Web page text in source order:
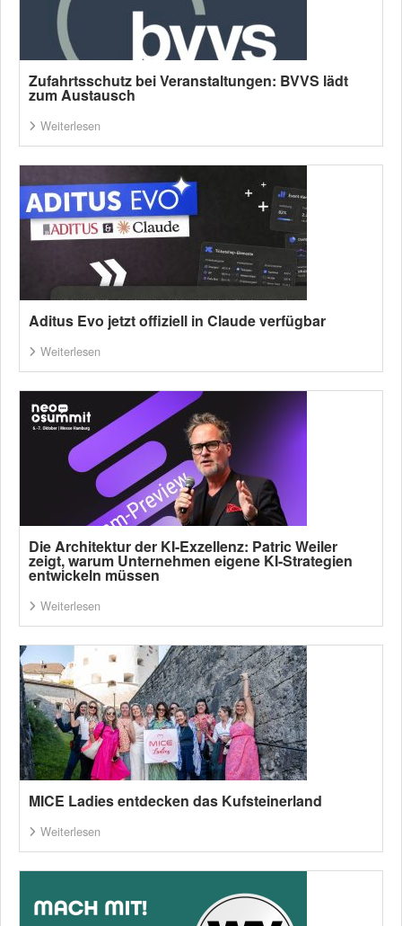
Zufahrtsschutz bei Veranstaltungen: BVVS lädt
zum Austausch
Weiterlesen
Aditus Evo jetzt offiziell in Claude verfügbar
Weiterlesen
Die Architektur der KI-Exzellenz: Patric Weiler
zeigt, warum Unternehmen eigene KI-Strategien
entwickeln müssen
Weiterlesen
MICE Ladies entdecken das Kufsteinerland
Weiterlesen